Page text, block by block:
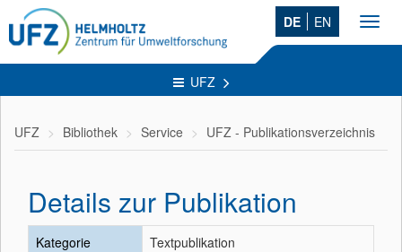
DE EN
UFZ
UFZ Bibliothek Service UFZ - Publikationsverzeichnis
Details zur Publikation
Kategorie
Textpublikation